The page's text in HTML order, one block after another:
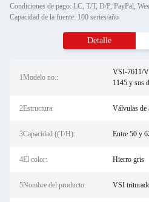
Capacidad de la fuente: 100 series/año
Detalle
1Modelo no.:
VSI-7611/
1145 y sus
2Estructura: Válvulas de
3Capacidad ((T/H): Entre 50 y
4El color: Hierro gris
5Nombre del producto: VSI